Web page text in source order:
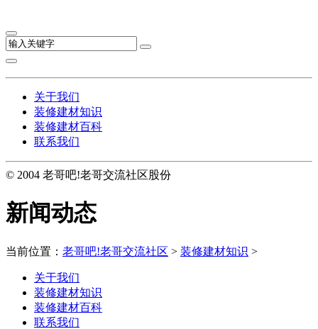
关于我们
装修建材知识
装修建材百科
联系我们
© 2004 老哥吧!老哥交流社区股份
新闻动态
当前位置： 老哥吧!老哥交流社区 > 装修建材知识 >
关于我们
装修建材知识
装修建材百科
联系我们